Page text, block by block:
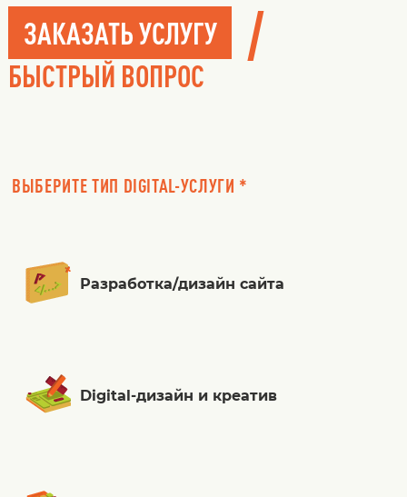
ЗАКАЗАТЬ УСЛУГУ /
БЫСТРЫЙ ВОПРОС
ВЫБЕРИТЕ ТИП DIGITAL-УСЛУГИ *
Разработка/дизайн сайта
Digital-дизайн и креатив